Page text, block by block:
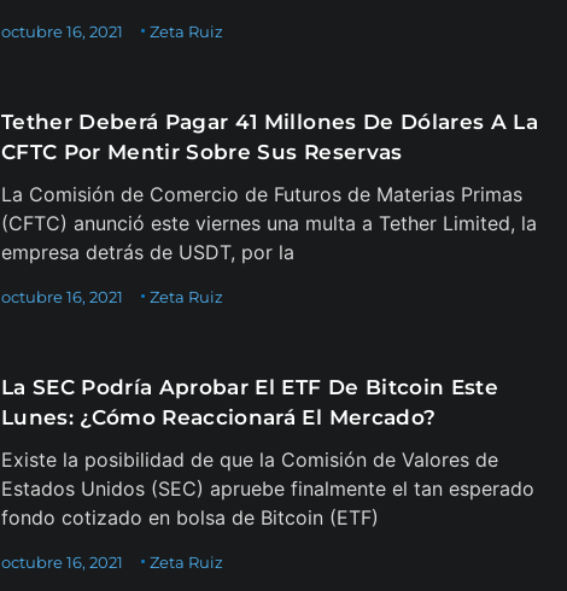
Zeta Ruiz
octubre 16, 2021
Tether Deberá Pagar 41 Millones De Dólares A La
CFTC Por Mentir Sobre Sus Reservas
La Comisión de Comercio de Futuros de Materias Primas
(CFTC) anunció este viernes una multa a Tether Limited, la
empresa detrás de USDT, por la
Zeta Ruiz
octubre 16, 2021
La SEC Podría Aprobar El ETF De Bitcoin Este
Lunes: ¿Cómo Reaccionará El Mercado?
Existe la posibilidad de que la Comisión de Valores de
Estados Unidos (SEC) apruebe finalmente el tan esperado
fondo cotizado en bolsa de Bitcoin (ETF)
Zeta Ruiz
octubre 16, 2021